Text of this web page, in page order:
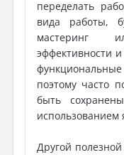
переделать
вида работы,
мастеринг
эффективности
поэтому часто
быть
использованием
Другой